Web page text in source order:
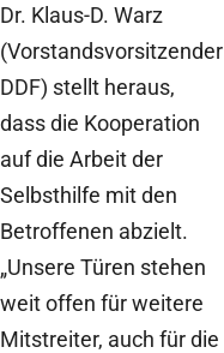
Dr. Klaus-D. Warz
(Vorstandsvorsitzender
DDF) stellt heraus,
dass die Kooperation
auf die Arbeit der
Selbsthilfe mit den
Betroffenen abzielt.
„Unsere Türen stehen
weit offen für weitere
Mitstreiter, auch für die